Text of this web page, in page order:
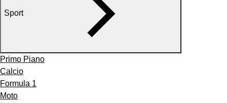
Sport
Primo Piano
Calcio
Formula 1
Moto